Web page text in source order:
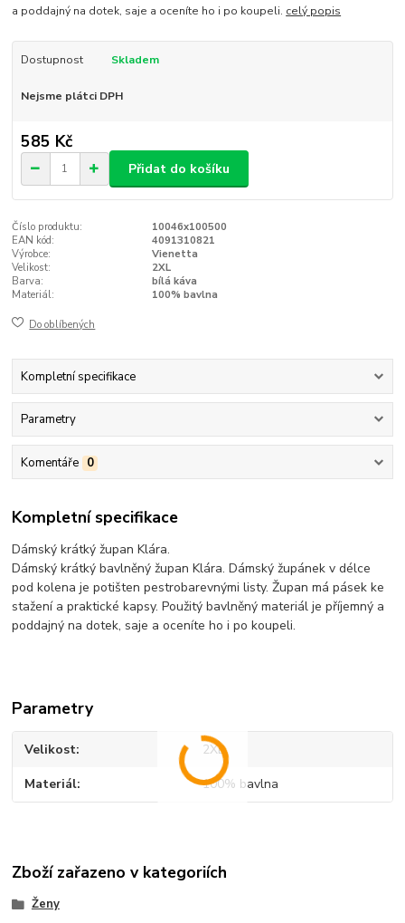
a poddajný na dotek, saje a oceníte ho i po koupeli. celý popis
Dostupnost Skladem
Nejsme plátci DPH
585 Kč
Přidat do košíku
Číslo produktu:
10046x100500
EAN kód:
4091310821
Výrobce:
Vienetta
Velikost:
2XL
Barva:
bílá káva
Materiál:
100% bavlna
Do oblíbených
Kompletní specifikace
Parametry
Komentáře 0
Kompletní specifikace
Dámský krátký župan Klára.
Dámský krátký bavlněný župan Klára. Dámský župánek v délce
pod kolena je potišten pestrobarevnými listy. Župan má pásek ke
stažení a praktické kapsy. Použitý bavlněný materiál je příjemný a
poddajný na dotek, saje a oceníte ho i po koupeli.
Parametry
Velikost 2XL
Materiál 100% bavlna
Zboží zařazeno v kategoriích
Ženy